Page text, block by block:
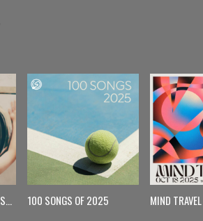
【月曜更新】Monday Spin 100 SONGS OF 2025 MIND TRAVEL